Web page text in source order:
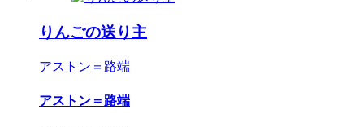
りんごの送り主
アストン＝路端
アストン＝路端